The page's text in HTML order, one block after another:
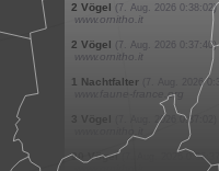
2 Vögel (7. Aug. 2026 0:42:26)
www.ornitho.it
2 Vögel (7. Aug. 2026 0:42:06)
www.ornitho.it
1 Vogel (7. Aug. 2026 0:41:45)
(7. Aug. 2026 0:41:12)
2 Vögel (7. Aug. 2026 0:40:45)